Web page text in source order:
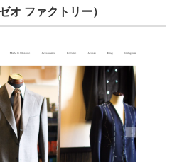
オ ファクトリー）